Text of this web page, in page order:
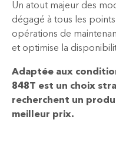
Un atout majeur des
dégagé à tous les
opérations de
et optimise la
Adaptée aux
848T est un choix
recherchent un
meilleur prix.